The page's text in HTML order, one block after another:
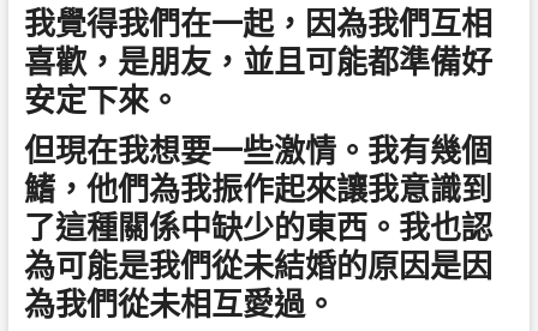
我覺得我們在一起，因為我們互相
喜歡，是朋友，並且可能都準備好
安定下來。
但現在我想要一些激情。我有幾個
鰭，他們為我振作起來讓我意識到
了這種關係中缺少的東西。我也認
為可能是我們從未結婚的原因是因
為我們從未相互愛過。